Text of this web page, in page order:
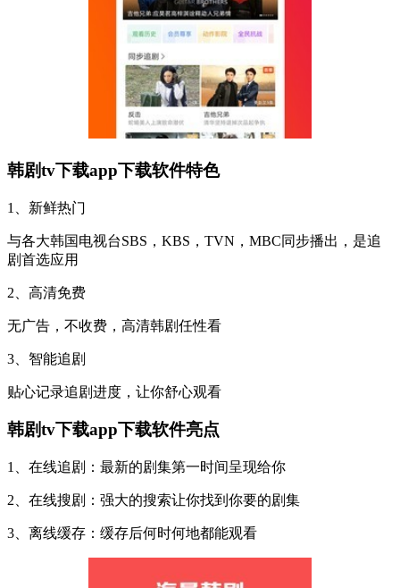
韩剧tv下载app下载软件特色
1、新鲜热门
与各大韩国电视台SBS，KBS，TVN，MBC同步播出，是追
剧首选应用
2、高清免费
无广告，不收费，高清韩剧任性看
3、智能追剧
贴心记录追剧进度，让你舒心观看
韩剧tv下载app下载软件亮点
1、在线追剧：最新的剧集第一时间呈现给你
2、在线搜剧：强大的搜索让你找到你要的剧集
3、离线缓存：缓存后何时何地都能观看